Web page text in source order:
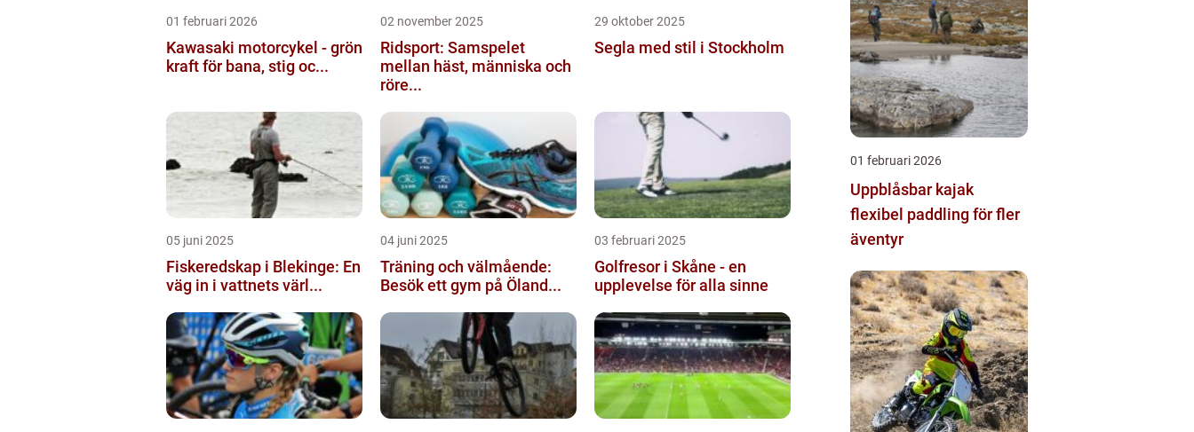
01 februari 2026
Kawasaki motorcykel - grön
kraft för bana, stig oc...
02 november 2025
Ridsport: Samspelet
mellan häst, människa och
röre...
29 oktober 2025
Segla med stil i Stockholm
05 juni 2025
Fiskeredskap i Blekinge: En
väg in i vattnets värl...
04 juni 2025
Träning och välmående:
Besök ett gym på Öland...
03 februari 2025
Golfresor i Skåne - en
upplevelse för alla sinne
01 februari 2026
Uppblåsbar kajak
flexibel paddling för fler
äventyr